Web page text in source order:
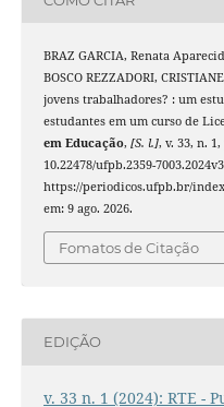
BRAZ GARCIA, Renata
BOSCO REZZADORI,
jovens trabalhadores? : um
estudantes em um curso de
em Educação, [S. l.], v. 33, n.
10.22478/ufpb.2359-
https://periodicos.ufpb.br/
em: 9 ago. 2026.
Fomatos de Citação
EDIÇÃO
v. 33 n. 1 (2024): RTE -